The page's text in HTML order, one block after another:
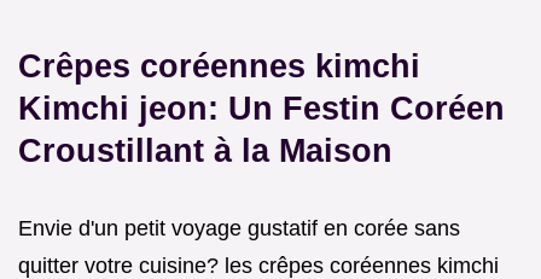
Crêpes coréennes kimchi
Kimchi jeon: Un Festin Coréen
Croustillant à la Maison
Envie d'un petit voyage gustatif en corée sans
quitter votre cuisine? les crêpes coréennes kimchi